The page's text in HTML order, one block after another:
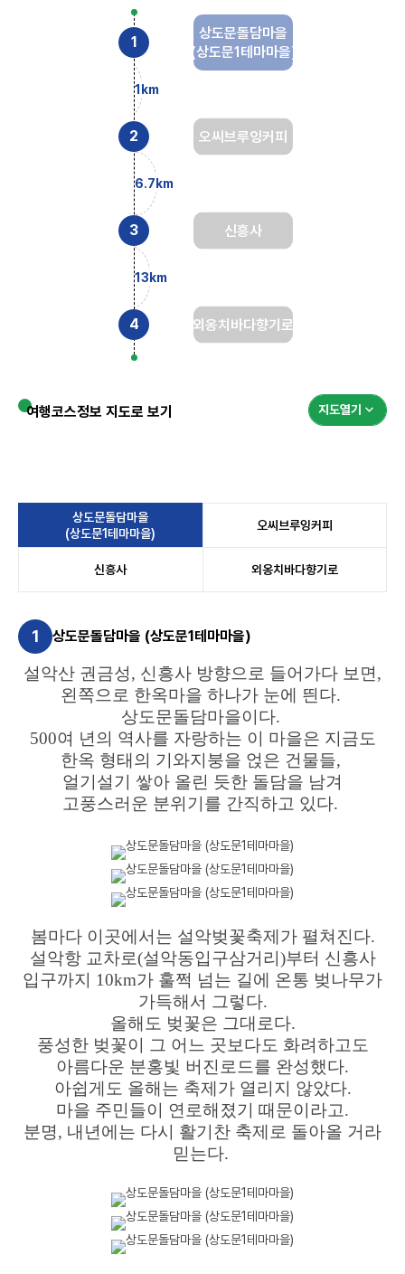
상도문돌담마을
(상도문1테마마을)
1km
오씨브루잉커피
6.7km
신흥사
13km
외옹치바다향기로
여행코스정보 지도로 보기 지도열기
상도문돌담마을
(상도문1테마마을)
오씨브루잉커피
신흥사 외옹치바다향기로
1 상도문돌담마을 (상도문1테마마을)
설악산 권금성, 신흥사 방향으로 들어가다 보면,
왼쪽으로 한옥마을 하나가 눈에 띈다.
상도문돌담마을이다.
500여 년의 역사를 자랑하는 이 마을은 지금도
한옥 형태의 기와지붕을 얹은 건물들,
얼기설기 쌓아 올린 듯한 돌담을 남겨
고풍스러운 분위기를 간직하고 있다.
봄마다 이곳에서는 설악벚꽃축제가 펼쳐진다.
설악항 교차로(설악동입구삼거리)부터 신흥사
입구까지 10km가 훌쩍 넘는 길에 온통 벚나무가
가득해서 그렇다.
올해도 벚꽃은 그대로다.
풍성한 벚꽃이 그 어느 곳보다도 화려하고도
아름다운 분홍빛 버진로드를 완성했다.
아쉽게도 올해는 축제가 열리지 않았다.
마을 주민들이 연로해졌기 때문이라고.
분명, 내년에는 다시 활기찬 축제로 돌아올 거라
믿는다.